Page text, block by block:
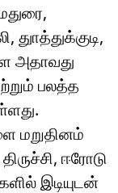
துாத்துக்குடி,
அதாவது
பலத்த
மறுதினம்
ஈரோடு
இடியுடன்